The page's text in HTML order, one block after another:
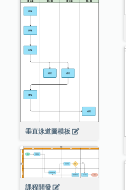
垂直泳道圖模板
課程開發